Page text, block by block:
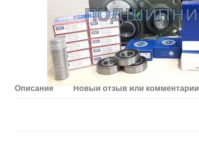
Описание Новый отзыв или комментарий